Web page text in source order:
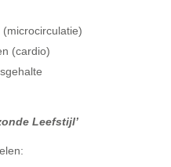
(cardio)
Leefstijl’